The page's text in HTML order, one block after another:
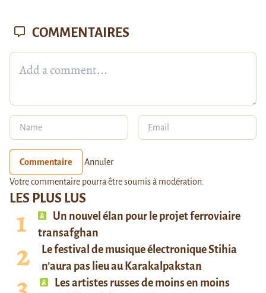
LES PLUS LUS
Un nouvel élan pour le projet ferroviaire
transafghan
Le festival de musique électronique Stihia
n’aura pas lieu au Karakalpakstan
Les artistes russes de moins en moins
COMMENTAIRES
Commentaire Annuler
Votre commentaire pourra être soumis à modération.